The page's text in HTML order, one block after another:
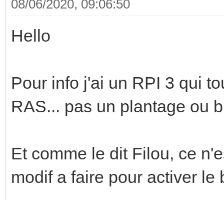
08/06/2020, 09:06:50
Hello
Pour info j'ai un RPI 3 qui
RAS... pas un plantage ou
Et comme le dit Filou, ce
modif a faire pour activer le